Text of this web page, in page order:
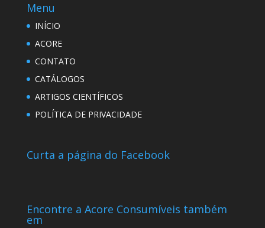
Menu
INÍCIO
ACORE
CONTATO
CATÁLOGOS
ARTIGOS CIENTÍFICOS
POLÍTICA DE PRIVACIDADE
Curta a página do Facebook
Encontre a Acore Consumíveis também
em